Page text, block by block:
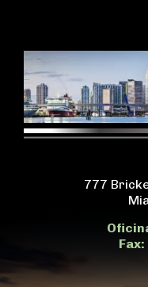
777
Fax: